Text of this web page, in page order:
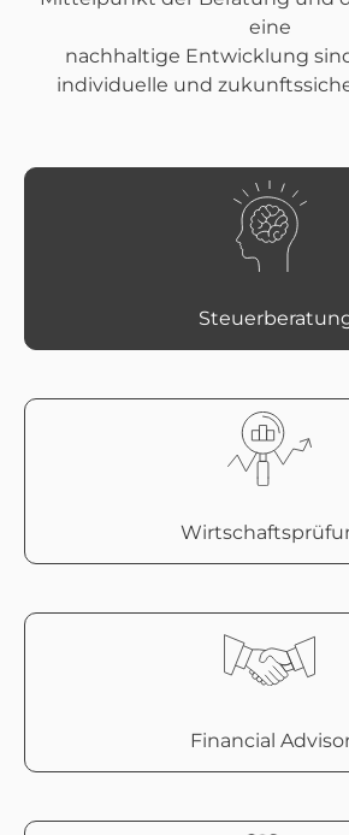
eine
nachhaltige Entwicklung
individuelle und
Financial